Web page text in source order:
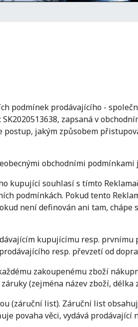
podmínek prodávajícího -
zapsaná v
postup, jakým způsobem
obchodními
kupující souhlasí s tímto
podmínkách. Pokud tento
není definován ani tam,
kupujícímu resp. prvnímu
resp. převzetí od
zakoupenému zboží
(zejména název zboží, délka
(záruční list). Záruční list
povaha věci, vydává